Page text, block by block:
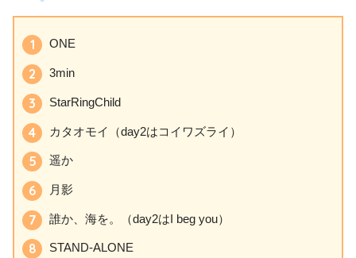
ONE
3min
StarRingChild
カタオモイ（day2はコイワズライ）
遥か
月影
誰か、海を。（day2はI beg you）
STAND-ALONE